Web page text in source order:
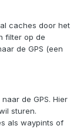
caches door het
filter op de
de GPS (een
de GPS. Hier
sturen.
als waypints of